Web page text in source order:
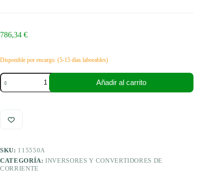
786,34 €
Disponible por encargo. (5-15 días laborables)
Victron
Energy
Inversor/cargador
24/1600/40-
230
cantidad
Añadir al carrito
SKU: 115550A
CATEGORÍA:INVERSORES Y CONVERTIDORES DE
CORRIENTE